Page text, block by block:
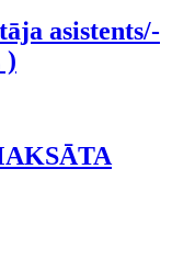
asistents/-
)